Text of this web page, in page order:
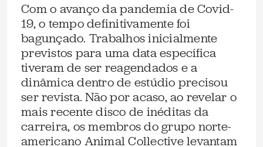
Com o avanço da pandemia de Covid-
19, o tempo definitivamente foi
bagunçado. Trabalhos inicialmente
previstos para uma data específica
tiveram de ser reagendados e a
dinâmica dentro de estúdio precisou
ser revista. Não por acaso, ao revelar o
mais recente disco de inéditas da
carreira, os membros do grupo norte-
americano Animal Collective levantam